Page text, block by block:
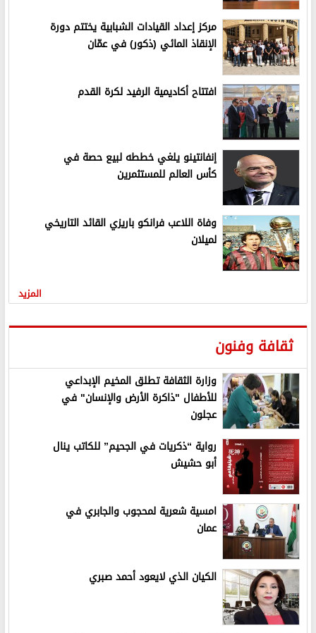
مركز إعداد القيادات الشبابية يختتم دورة
الإنقاذ المائي (ذكور) في عمّان
افتتاح أكاديمية الرفيد لكرة القدم
إنفانتينو يلغي خططه لبيع حصة في
كأس العالم للمستثمرين
وفاة اللاعب فرانكو باريزي القائد التاريخي
لميلان
المزيد
ثقافة وفنون
وزارة الثقافة تطلق المخيم الإبداعي
للأطفال "ذاكرة الأرض والإنسان" في
عجلون
رواية “ذكريات في الجحيم” للكاتب ينال
أبو حشيش
امسية شعرية لمحجوب والجابري في
عمان
الكيان الذي لايعود أحمد صبري